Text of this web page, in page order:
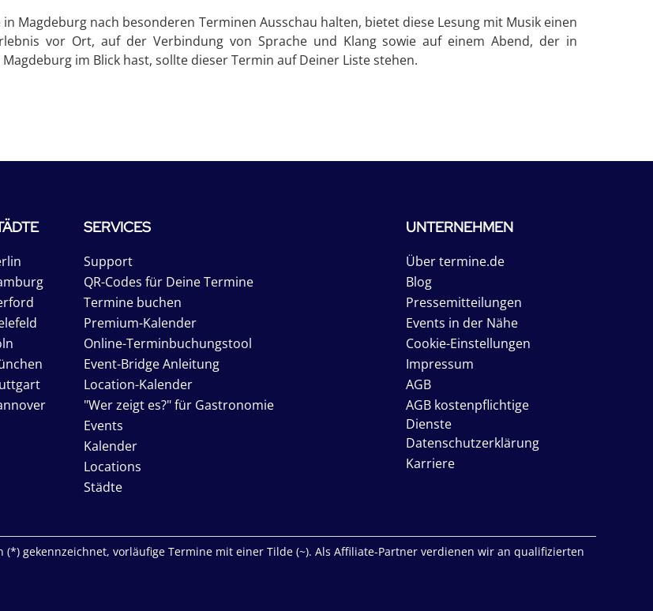
Magdeburg nach besonderen Terminen Ausschau halten, bietet diese Lesung mit Musik einen
vor Ort, auf der Verbindung von Sprache und Klang sowie auf einem Abend, der in
im Blick hast, sollte dieser Termin auf Deiner Liste stehen.
SERVICES
Support
QR-Codes für Deine Termine
Termine buchen
Premium-Kalender
Online-Terminbuchungstool
Event-Bridge Anleitung
Location-Kalender
"Wer zeigt es?" für Gastronomie
Events
Kalender
Locations
Städte
UNTERNEHMEN
Über termine.de
Blog
Pressemitteilungen
Events in der Nähe
Cookie-Einstellungen
Impressum
AGB
AGB kostenpflichtige
Dienste
Datenschutzerklärung
Karriere
gekennzeichnet, vorläufige Termine mit einer Tilde (~). Als Affiliate-Partner verdienen wir an qualifizierten